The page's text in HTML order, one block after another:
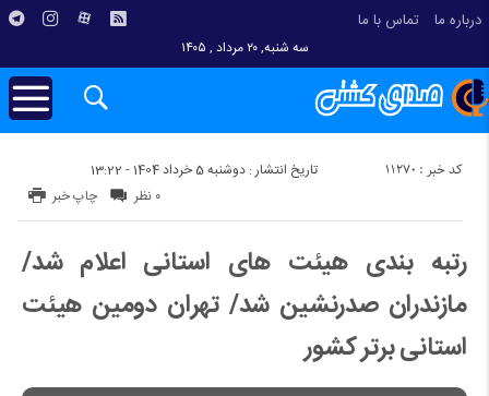
درباره ما تماس با ما
سه شنبه, ۲۰ مرداد , ۱۴۰۵
تاریخ انتشار : دوشنبه 5 خرداد 1404 - 13:22 کد خبر : 11270
چاپ خبر ۰ نظر
رتبه بندی هیئت های استانی اعلام شد/
مازندران صدرنشین شد/ تهران دومین هیئت
استانی برتر کشور